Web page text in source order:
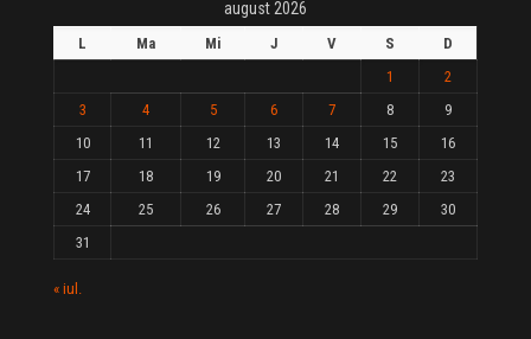
august 2026
L Ma Mi J V S
D
1
2
3
4 5 6 7 8
9
10
11 12 13 14 15
16
17
18 19 20 21 22
23
24
25 26 27 28 29
30
31
« iul.